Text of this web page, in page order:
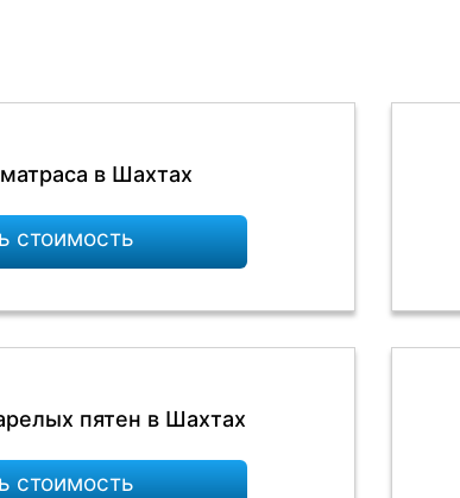
в Шахтах
стоимость
пятен в Шахтах
стоимость